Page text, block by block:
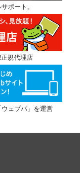
ポート。
規代理店
ェブパ」を運営